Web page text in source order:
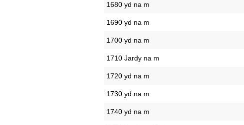
1680 yd na m
1690 yd na m
1700 yd na m
1710 Jardy na m
1720 yd na m
1730 yd na m
1740 yd na m